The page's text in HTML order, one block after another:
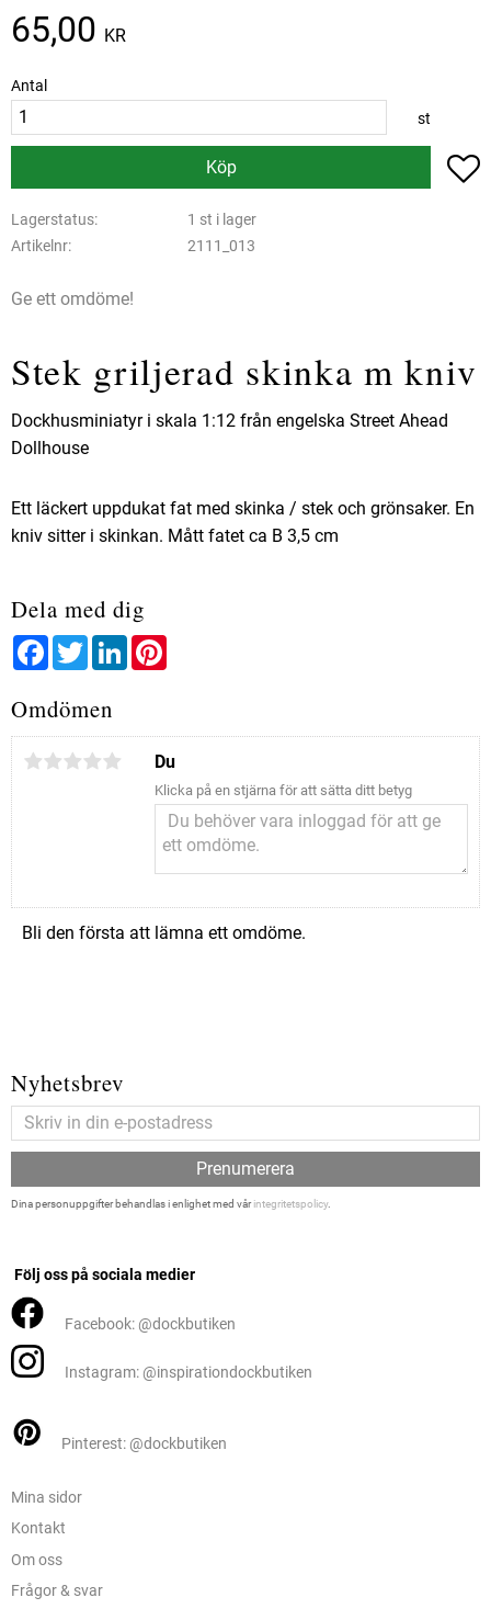
65,00 KR
Antal
st
Köp
Lagerstatus
1 st i lager
Artikelnr
2111_013
Ge ett omdöme!
Stek griljerad skinka m kniv
Dockhusminiatyr i skala 1:12 från engelska Street Ahead
Dollhouse
Ett läckert uppdukat fat med skinka / stek och grönsaker. En
kniv sitter i skinkan. Mått fatet ca B 3,5 cm
Dela med dig
FacebookTwitterLinkedIn
Omdömen
Du
Klicka på en stjärna för att sätta ditt betyg
Bli den första att lämna ett omdöme.
Nyhetsbrev
Prenumerera
Dina personuppgifter behandlas i enlighet med vårintegritetspolicy.
Följ oss på sociala medier
Facebook: @dockbutiken
Instagram: @inspirationdockbutiken
Pinterest: @dockbutiken
Mina sidor
Kontakt
Om oss
Frågor & svar